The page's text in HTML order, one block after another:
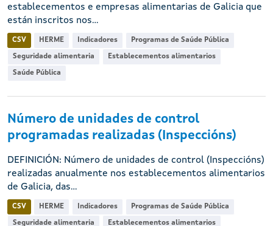
establecementos e empresas alimentarias de Galicia que
están inscritos nos...
CSV HERME Indicadores Programas de Saúde Pública
Seguridade alimentaria Establecementos alimentarios
Saúde Pública
Número de unidades de control
programadas realizadas (Inspeccións)
DEFINICIÓN: Número de unidades de control (Inspeccións)
realizadas anualmente nos establecementos alimentarios
de Galicia, das...
CSV HERME Indicadores Programas de Saúde Pública
Seguridade alimentaria Establecementos alimentarios